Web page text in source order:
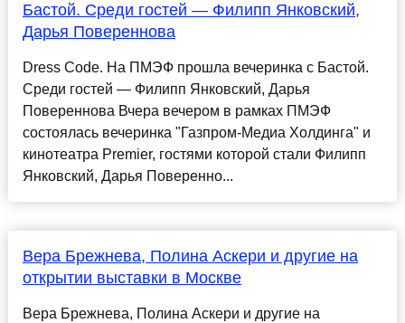
Бастой. Среди гостей — Филипп Янковский,
Дарья Повереннова
Dress Code. На ПМЭФ прошла вечеринка с Бастой.
Среди гостей — Филипп Янковский, Дарья
Повереннова Вчера вечером в рамках ПМЭФ
состоялась вечеринка "Газпром-Медиа Холдинга" и
кинотеатра Premier, гостями которой стали Филипп
Янковский, Дарья Поверенно...
Вера Брежнева, Полина Аскери и другие на
открытии выставки в Москве
Вера Брежнева, Полина Аскери и другие на